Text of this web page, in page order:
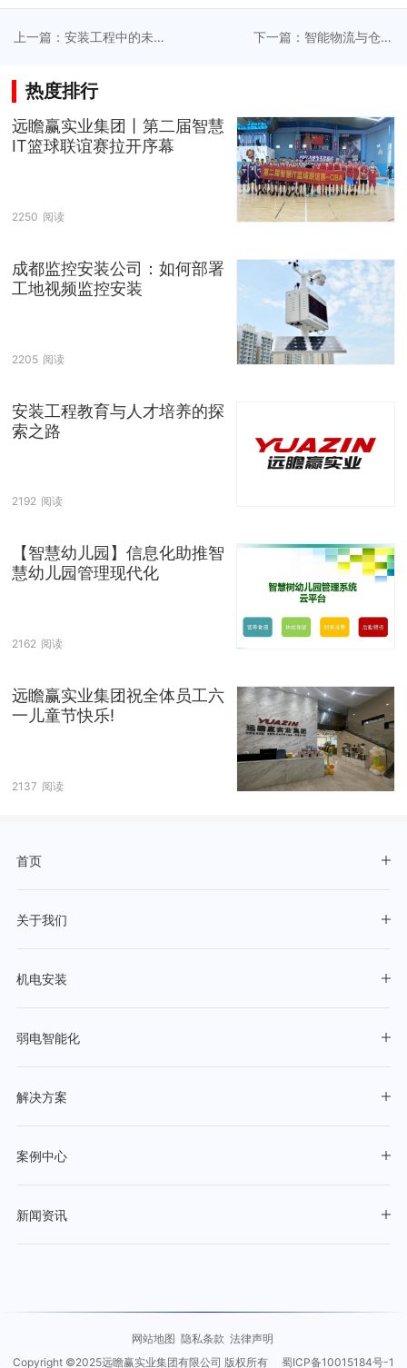
上一篇：安装工程中的未
下一篇：智能物流与仓储
热度排行
远瞻赢实业集团丨第二届智慧
IT篮球联谊赛拉开序幕
2250 阅读
成都监控安装公司：如何部署
工地视频监控安装
2205 阅读
安装工程教育与人才培养的探
索之路
2192 阅读
【智慧幼儿园】信息化助推智
慧幼儿园管理现代化
2162 阅读
远瞻赢实业集团祝全体员工六
一儿童节快乐!
2137 阅读
首页
关于我们
机电安装
弱电智能化
解决方案
案例中心
新闻资讯
网站地图 隐私条款 法律声明
Copyright ©2025远瞻赢实业集团有限公司 版权所有
蜀ICP备10015184号-1